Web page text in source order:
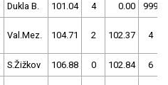
Dukla B. 101.04 4 0.00 999
Val.Mez. 104.71 2 102.37 4
S.Žižkov 106.88 0 102.84 6